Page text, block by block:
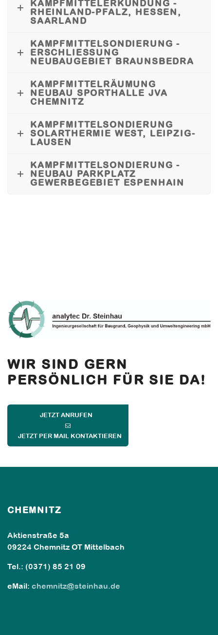
KAMPFMITTELERKUNDUNG -
RHEINLAND-PFALZ, HESSEN,
SAARLAND
KAMPFMITTELSONDIERUNG -
ERSCHLIESSUNG N
EUBAUGEBIET BRAUNSBEDRA
KAMPFMITTELRÄUMUNG
NEUBAU SPORTHALLE JVA
CHEMNITZ
KAMPFMITTELSONDIERUNG
SOLARTHERMIE WEST, LEIPZIG-
LAUSEN
KAMPFMITTELSONDIERUNG -
NEUBAU PARKPLATZ
GEWERBEGEBIET ESPENHAIN
WIR SIND GERN
PERSÖNLICH FÜR SIE DA!
JETZT ANRUFEN
JETZT PER MAIL KONTAKTIEREN
CHEMNITZ
Aktienstraße 5a
09224 Chemnitz OT Mittelbach
Tel.: (0371) 85 21 09
eMail: chemnitz@steinhau.de